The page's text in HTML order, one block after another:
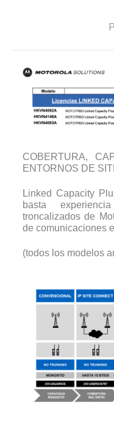
COBERTURA,
ENTORNOS DE
Linked Capacity
basta
troncalizados de
de comunicaciones
(todos los modelos